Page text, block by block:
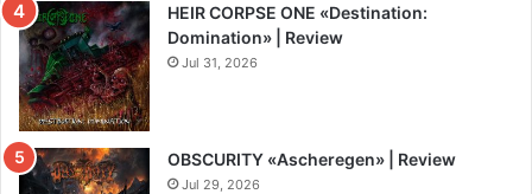
8
HEIR CORPSE ONE «Destination:
Domination» | Review
Jul 31, 2026
OBSCURITY «Ascheregen» | Review
Jul 29, 2026